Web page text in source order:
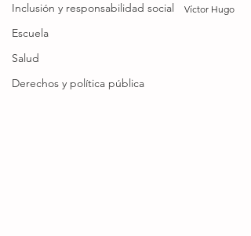
Inclusión y responsabilidad social
Escuela
Salud
Derechos y política pública
Víctor Hugo